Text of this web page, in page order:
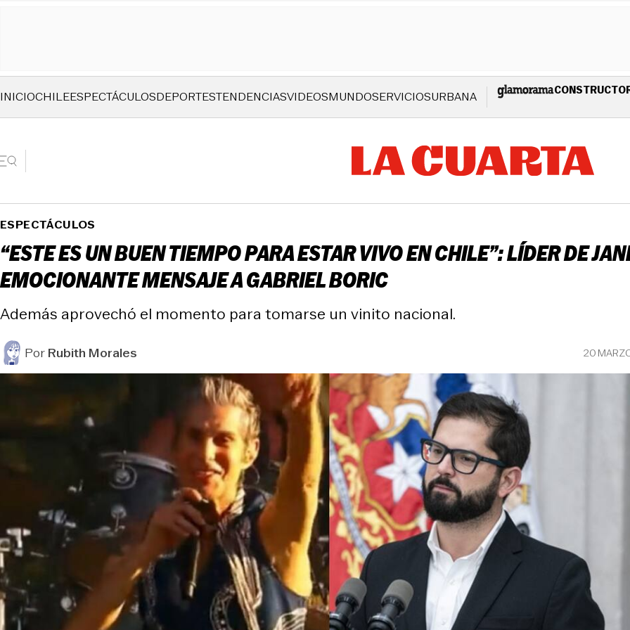
INICIOCHILEESPECTÁCULOSDEPORTESTENDENCIASVIDEOSMUNDOSERVICIOSURBANA
ESPECTÁCULOS
“ESTE ES UN BUEN TIEMPO PARA ESTAR VIVO EN CHILE”: LÍDER DE
EMOCIONANTE MENSAJE A GABRIEL BORIC
Además aprovechó el momento para tomarse un vinito nacional.
PorRubith Morales 20